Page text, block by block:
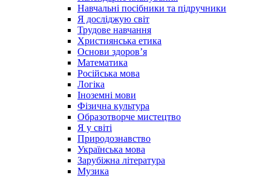
Навчальні посібники та підручники
Я досліджую світ
Трудове навчання
Християнська етика
Основи здоров’я
Математика
Російська мова
Логіка
Іноземні мови
Фізична культура
Образотворче мистецтво
Я у світі
Природознавство
Українська мова
Зарубіжна література
Музика